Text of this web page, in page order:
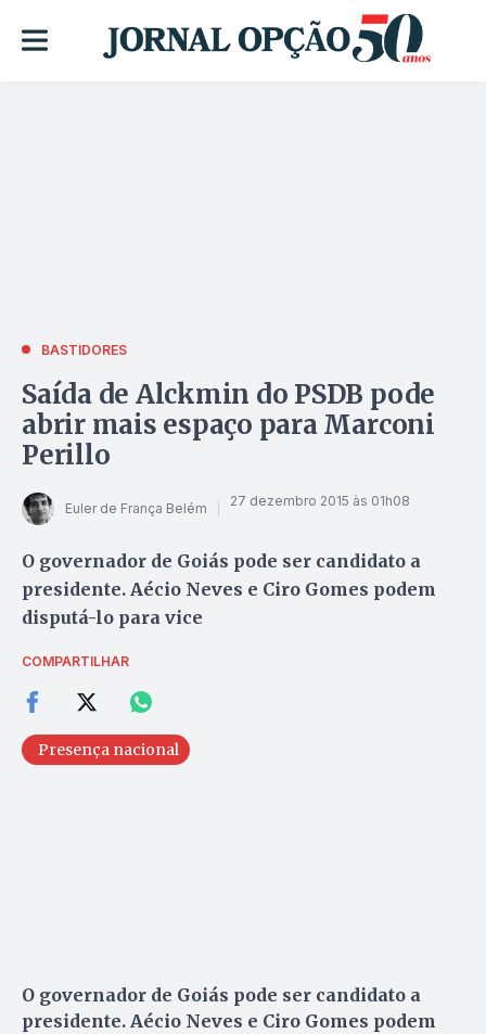
BASTIDORES
Saída de Alckmin do PSDB pode
abrir mais espaço para Marconi
Perillo
Euler de França Belém 27 dezembro 2015 às 01h08
O governador de Goiás pode ser candidato a
presidente. Aécio Neves e Ciro Gomes podem
disputá-lo para vice
COMPARTILHAR
Presença nacional
O governador de Goiás pode ser candidato a
presidente. Aécio Neves e Ciro Gomes podem